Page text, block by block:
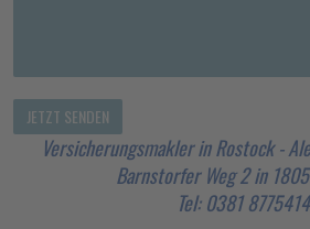
Versicherungsmakler in Rostock -
Barnstorfer Weg 2 in
Tel: 0381